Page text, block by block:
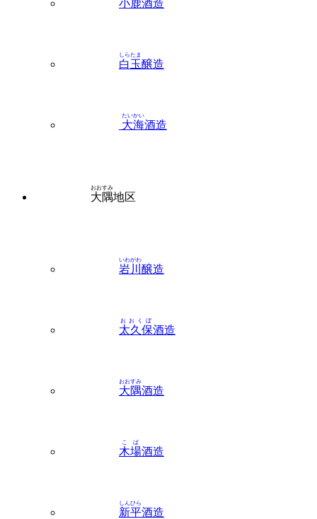
小鹿酒造
白玉
しらたま
醸造
大海
たいかい
酒造
大隅
おおすみ
地区
岩川
いわがわ
醸造
太久保
おおくぼ
酒造
大隅
おおすみ
酒造
木場
こば
酒造
新平
しんひら
酒造